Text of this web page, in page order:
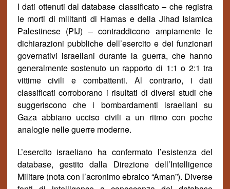
I dati ottenuti dal database classificato– che registra
le morti di militanti di Hamas e della Jihad Islamica
Palestinese (PIJ) –contraddicono ampiamente le
dichiarazioni pubbliche dell’esercito e dei funzionari
governativi israeliani durante la guerra, che hanno
generalmente sostenuto un rapporto di 1:1 o 2:1 tra
vittime civili e combattenti. Al contrario, i dati
classificati corroborano i risultati di diversi studi che
suggeriscono che i bombardamenti israeliani su
Gaza abbiano ucciso civili a un ritmo con poche
analogie nelle guerre moderne.
L’esercito israeliano ha confermato l’esistenza del
database, gestito dalla Direzione dell’Intelligence
Militare (nota con l’acronimo ebraico “Aman”). Diverse